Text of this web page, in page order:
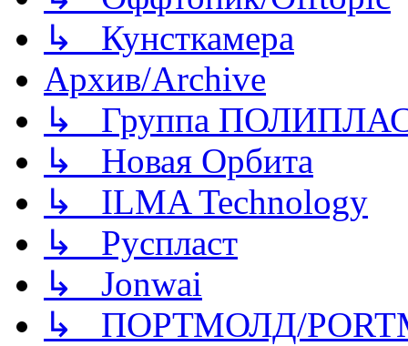
↳ Кунсткамера
Архив/Archive
↳ Группа
↳ Новая Орбита
↳ ILMA Technology
↳ Руспласт
↳ Jonwai
↳ ПОРТМОЛД/